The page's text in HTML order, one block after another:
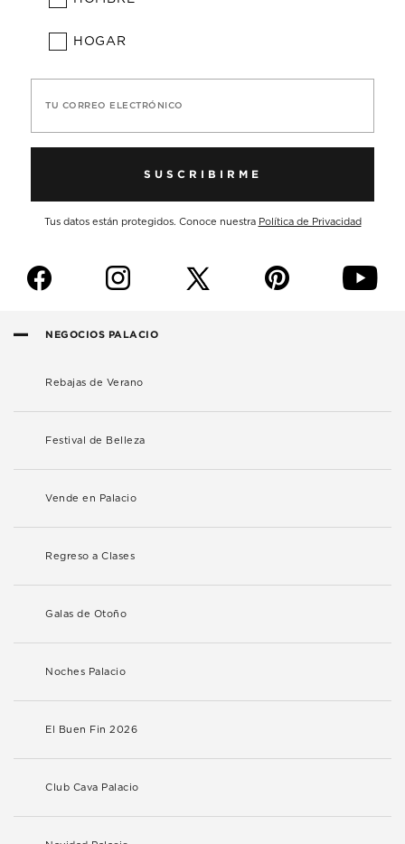
HOGAR
TU CORREO ELECTRÓNICO
SUSCRIBIRME
Tus datos están protegidos. Conoce nuestra Política de Privacidad
f i p y
NEGOCIOS PALACIO
Rebajas de Verano
Festival de Belleza
Vende en Palacio
Regreso a Clases
Galas de Otoño
Noches Palacio
El Buen Fin 2026
Club Cava Palacio